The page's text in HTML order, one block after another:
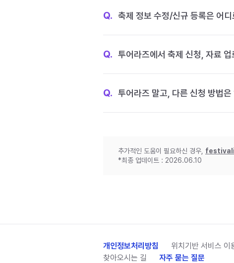
Q. 축제 정보 수정/신규 등록은 어
Q. 투어라즈에서 축제 신청, 자료
Q. 투어라즈 말고, 다른 신청 방법은
추가적인 도움이 필요하신 경우,
*최종 업데이트 : 2026.06.10
개인정보처리방침 위치기반 서비스 이
찾아오시는 길
자주 묻는 질문